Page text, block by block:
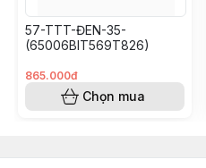
57-TTT-ĐEN-35-
(65006BIT569T826)
865.000đ
Chọn mua